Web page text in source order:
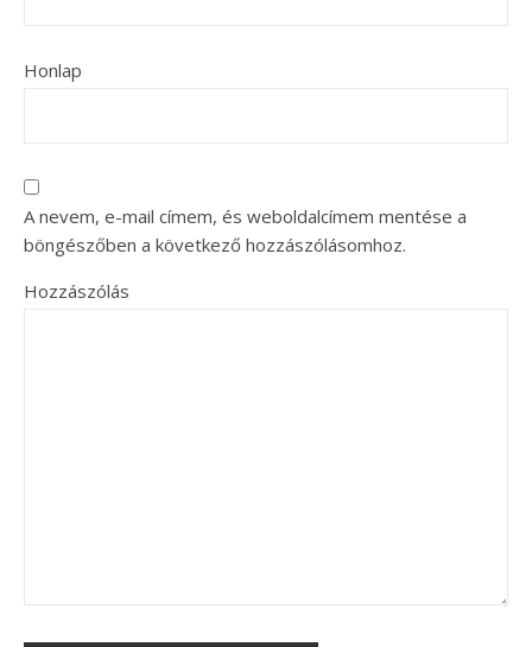
Honlap
A nevem, e-mail címem, és weboldalcímem mentése a
böngészőben a következő hozzászólásomhoz.
Hozzászólás